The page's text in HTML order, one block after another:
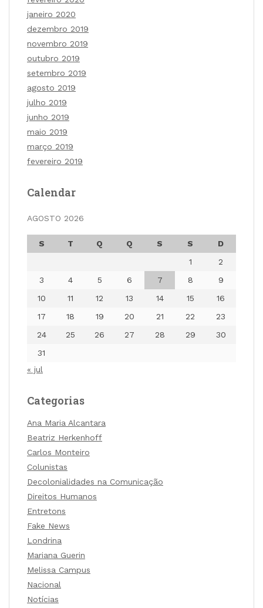
janeiro 2020
dezembro 2019
novembro 2019
outubro 2019
setembro 2019
agosto 2019
julho 2019
junho 2019
maio 2019
março 2019
fevereiro 2019
Calendar
AGOSTO 2026
S T Q Q S S
D
1
2
3
4 5 6 7 8
9
10
11 12 13 14 15
16
17
18 19 20 21 22
23
24
25 26 27 28 29
30
31
« jul
Categorias
Ana Maria Alcantara
Beatriz Herkenhoff
Carlos Monteiro
Colunistas
Decolonialidades na Comunicação
Direitos Humanos
Entretons
Fake News
Londrina
Mariana Guerin
Melissa Campus
Nacional
Notícias